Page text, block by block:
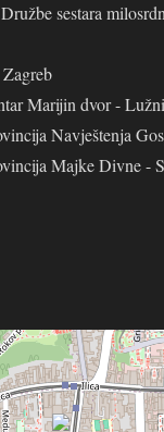
sestara
Marijin dvor -
Navještenja
Majke Divne -